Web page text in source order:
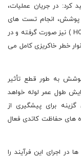
کرد: در جریان عملیات،
انجام تست های
متعدد از جمله تست هالیدی ( HOLIDAY DETECTOR ) نیز صورت گرفته و در
خطر خاکریزی کامل می
به طور قطع تأثیر
طول عمر لوله خواهد
برای پیشگیری از
های حفاظت کاتدی فعال
اجرای این فرآیند را